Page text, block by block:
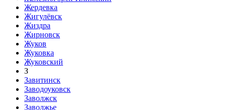
Жердевка
Жигулёвск
Жиздра
Жирновск
Жуков
Жуковка
Жуковский
З
Завитинск
Заводоуковск
Заволжск
Заволжье